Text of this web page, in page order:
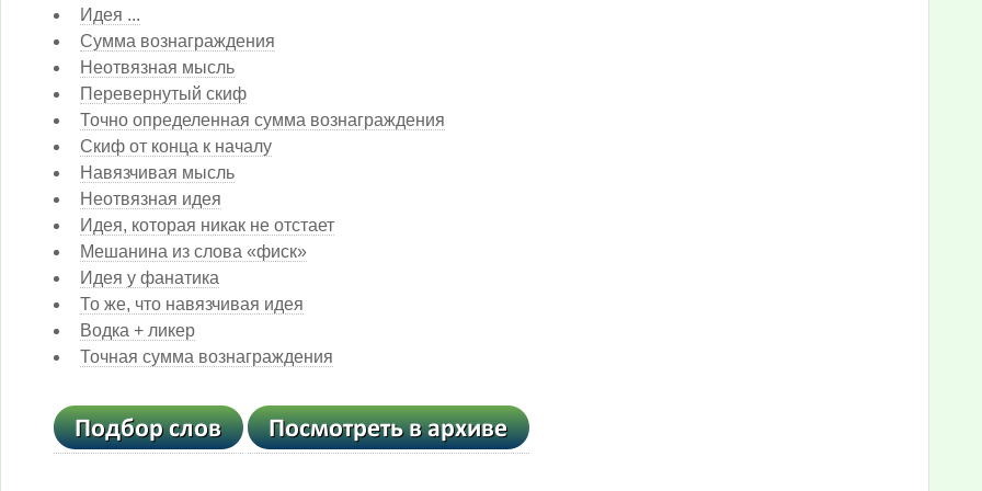
Идея ...
Сумма вознаграждения
Неотвязная мысль
Перевернутый скиф
Точно определенная сумма вознаграждения
Скиф от конца к началу
Навязчивая мысль
Неотвязная идея
Идея, которая никак не отстает
Мешанина из слова «фиск»
Идея у фанатика
То же, что навязчивая идея
Водка + ликер
Точная сумма вознаграждения